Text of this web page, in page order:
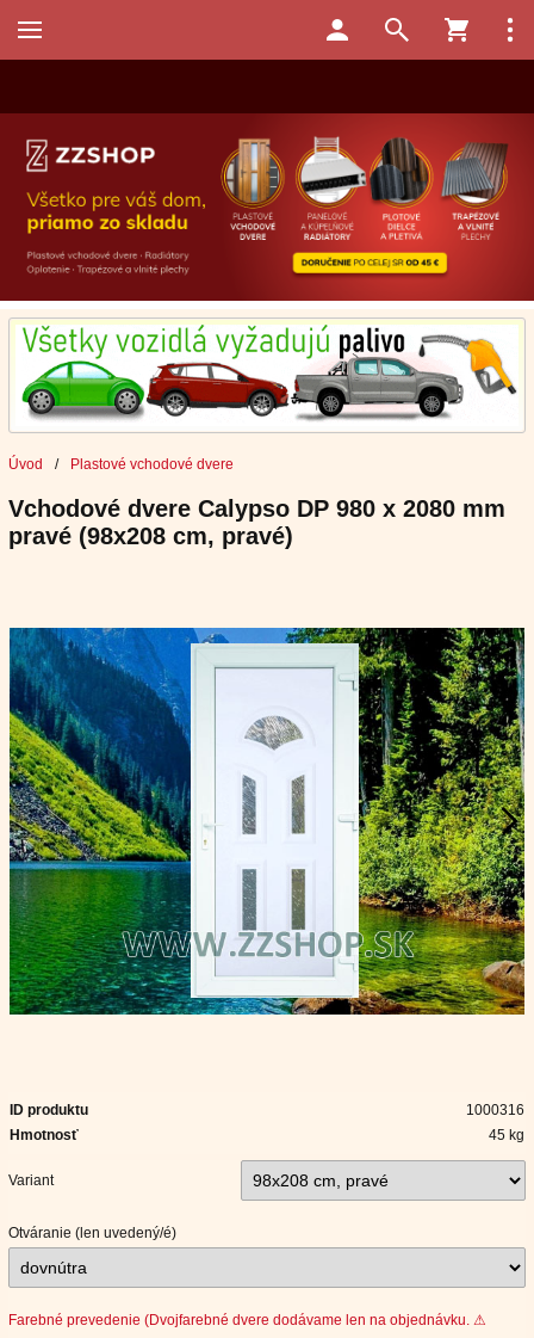
Úvod / Plastové vchodové dvere
Vchodové dvere Calypso DP 980 x 2080 mm
pravé (98x208 cm, pravé)
ID produktu
1000316
Hmotnosť
45 kg
Variant
Otváranie (len uvedený/é)
Farebné prevedenie (Dvojfarebné dvere dodávame len na objednávku. ⚠